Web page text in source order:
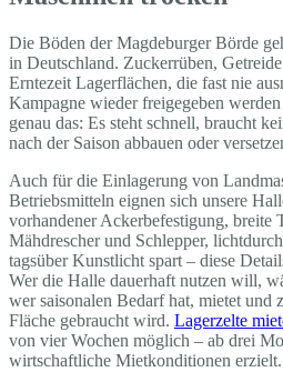
Die Böden der Magdeburger Börde
in Deutschland. Zuckerrüben,
Erntezeit Lagerflächen, die fast nie
Kampagne wieder freigegeben
genau das: Es steht schnell, braucht
nach der Saison abbauen oder
Auch für die Einlagerung von
Betriebsmitteln eignen sich unsere
vorhandener Ackerbefestigung, breite
Mähdrescher und Schlepper,
tagsüber Kunstlicht spart – diese
Wer die Halle dauerhaft nutzen will,
wer saisonalen Bedarf hat, mietet und
Fläche gebraucht wird. Lagerzelte
von vier Wochen möglich – ab drei
wirtschaftliche Mietkonditionen erzielt.